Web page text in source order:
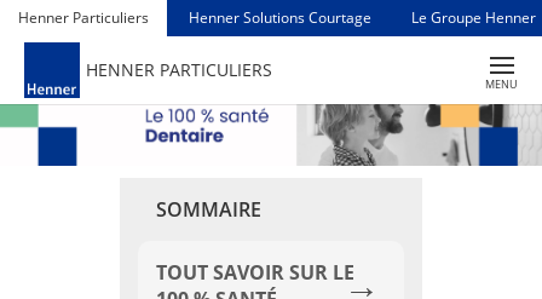
Henner Particuliers Henner Solutions Courtage Le Groupe Henner
TOGGLE
MENU
HENNER PARTICULIERS
SOMMAIRE
TOUT SAVOIR SUR LE